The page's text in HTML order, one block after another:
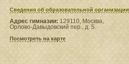
Сведения​ об образовательной организации
Адрес гимназии: 129110, Москва,
Орлово-Давыдовский пер., д. 5.
Посмотреть на карте